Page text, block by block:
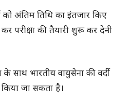
को अंतिम तिथि का इंतजार किए
परीक्षा की तैयारी शुरू कर देनी
साथ भारतीय वायुसेना की वर्दी
जा सकता है।